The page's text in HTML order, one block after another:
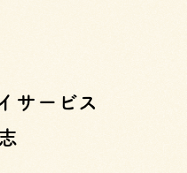
サービス